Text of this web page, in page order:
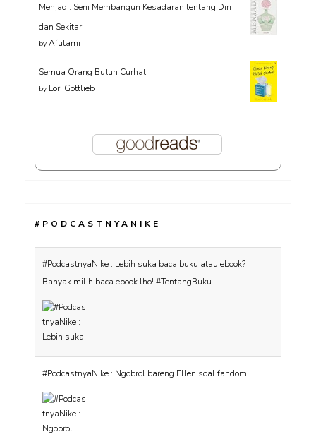
Menjadi: Seni Membangun Kesadaran tentang Diri
dan Sekitar
by Afutami
Semua Orang Butuh Curhat
by Lori Gottlieb
#PODCASTNYANIKE
#PodcastnyaNike : Lebih suka baca buku atau ebook?
Banyak milih baca ebook lho! #TentangBuku
#PodcastnyaNike : Ngobrol bareng Ellen soal fandom